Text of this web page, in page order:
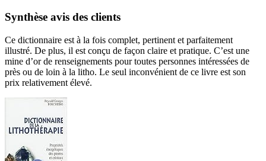
Synthèse avis des clients
Ce dictionnaire est à la fois complet, pertinent et parfaitement
illustré. De plus, il est conçu de façon claire et pratique. C’est une
mine d’or de renseignements pour toutes personnes intéressées de
près ou de loin à la litho. Le seul inconvénient de ce livre est son
prix relativement élevé.